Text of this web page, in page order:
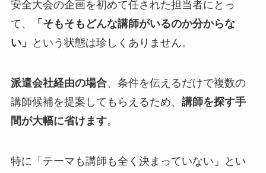
安全大会の企画を初めて任された担当者にとっ
て、
「そもそもどんな講師がいるのか分からな
い」
という状態は珍しくありません。
派遣会社経由の場合、条件を伝えるだけで複数の
講師候補を提案してもらえるため、 講師を探す手
間が大幅に省けます。
特に「テーマも講師も全く決まっていない」とい